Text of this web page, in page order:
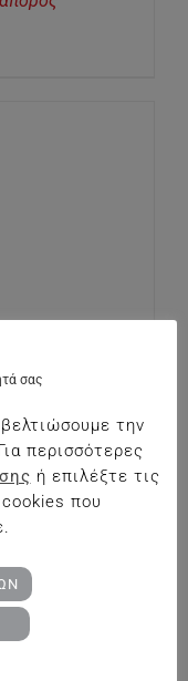
Αφρώδες
σας
την
περισσότερες
ή επιλέξτε τις
cookies που